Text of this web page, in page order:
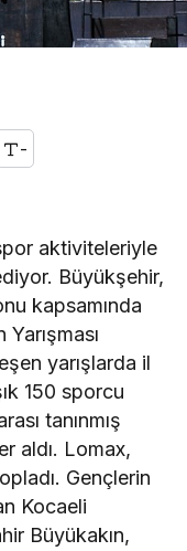
-
aktiviteleriyle
Büyükşehir,
kapsamında
yarışlarda il
150 sporcu
tanınmış
aldı. Lomax,
Gençlerin
Kocaeli
Büyükakın,